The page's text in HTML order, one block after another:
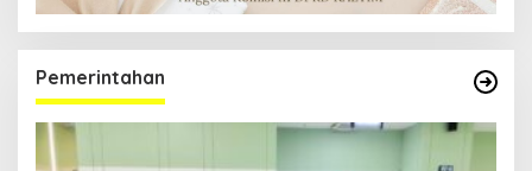
Pemerintahan